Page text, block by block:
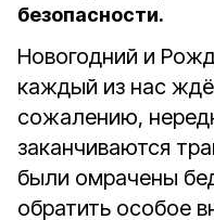
безопасности.
Новогодний и
каждый из нас
сожалению,
заканчиваются
были омрачены
обратить особое